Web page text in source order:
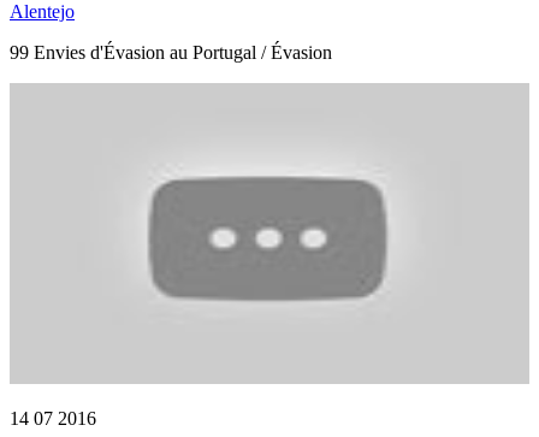
Alentejo
99 Envies d'Évasion au Portugal / Évasion
14 07 2016